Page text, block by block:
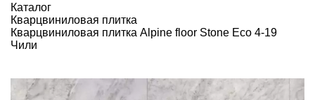
Каталог
Кварцвиниловая плитка
Кварцвиниловая плитка Alpine floor Stone Eco 4-19
Чили